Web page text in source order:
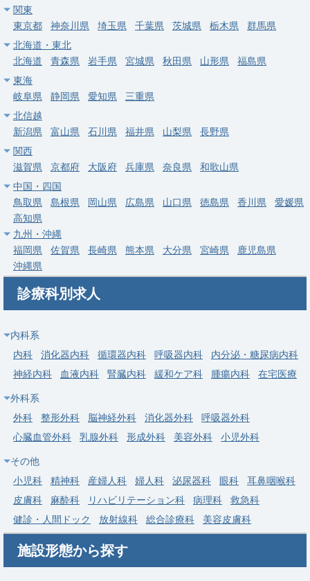
常勤
【川崎市】消化器内科・健診（内視鏡対応あり）＋外来／週5日
1,300-1,500万円・溝の口駅徒歩5分・当直OCなし
求人病院名
募集科目 消化器内科
勤務地 神奈川県 川崎市高津区
常勤
【大和市】消化器内科（外来・病棟・内視鏡）｜当直なし・週
4.5日〜・桜ヶ丘駅徒歩3分・年収最大1,800万円
求人病院名
非公開
募集科目
勤務地
常勤
なし可・武蔵溝ノ口駅徒歩5分・年収最大1,800万円
求人病院名
給与 年収 1,280万円 ～ 1,800万円
関東
東京都
神奈川県 埼玉県 千葉県 茨城県 栃木県
群馬県
北海道・東北
北海道
青森県 岩手県 宮城県 秋田県 山形県
福島県
東海
岐阜県
静岡県 愛知県
三重県
北信越
新潟県
富山県 石川県 福井県 山梨県
長野県
関西
滋賀県
京都府 大阪府 兵庫県 奈良県
和歌山県
中国・四国
鳥取県
島根県 岡山県 広島県 山口県 徳島県 香川県
愛媛県
高知県
九州・沖縄
福岡県
佐賀県 長崎県 熊本県 大分県 宮崎県
鹿児島県
沖縄県
診療科別求人
内科系
内科
消化器内科 循環器内科 呼吸器内科
内分泌・糖尿病内科
神経内科
血液内科 腎臓内科 緩和ケア科 腫瘍内科 在宅医療
外科系
外科
整形外科 脳神経外科 消化器外科
呼吸器外科
心臓血管外科
乳腺外科 形成外科 美容外科 小児外科
その他
小児科
精神科 産婦人科 婦人科 泌尿器科 眼科
耳鼻咽喉科
皮膚科
麻酔科 リハビリテーション科 病理科
救急科
健診・人間ドック
放射線科 総合診療科 美容皮膚科
施設形態から探す